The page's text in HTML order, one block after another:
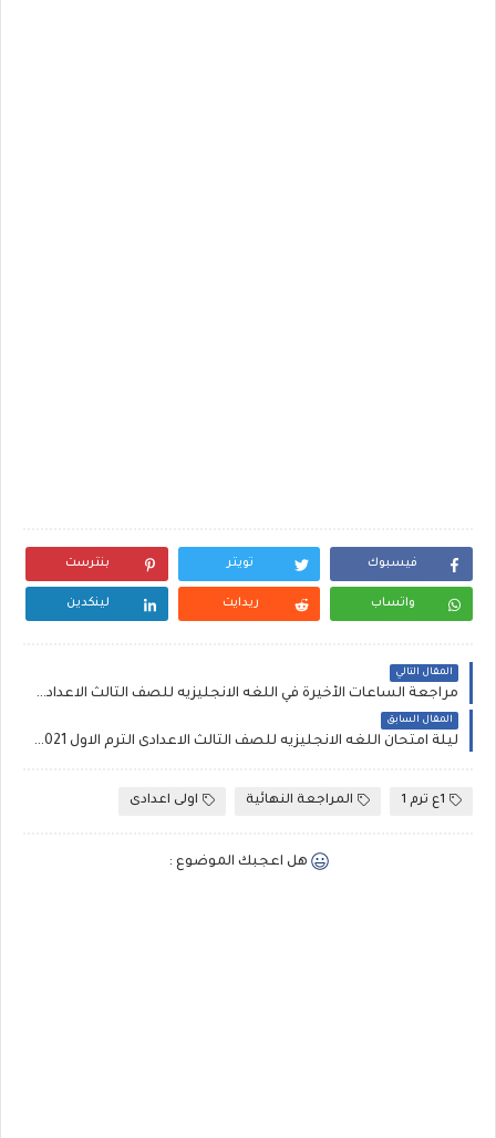
فيسبوك تويتر بنترست
واتساب ريدايت لينكدين
المقال التالي
مراجعة الساعات الأخيرة في اللغه الانجليزيه للصف الثالث الاعدادي الترم الاول 2021، توقعات العمالقة للشهادة الاعدادية
المقال السابق
ليلة امتحان اللغه الانجليزيه للصف الثالث الاعدادى الترم الاول 2021 لمستر محمد الشعراوىpdf نسخة مجابة وأخرى غير مجابة
1ع ترم 1 المراجعة النهائية اولى اعدادى
هل اعجبك الموضوع :